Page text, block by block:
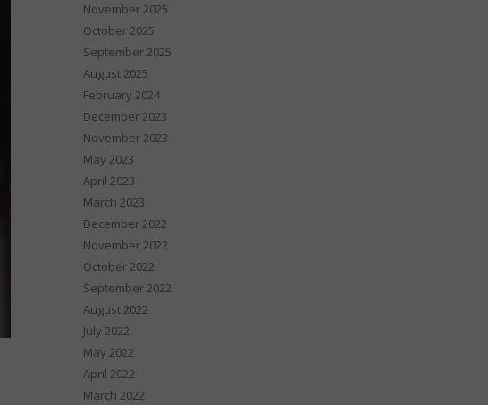
November 2025
October 2025
September 2025
August 2025
February 2024
December 2023
November 2023
May 2023
April 2023
March 2023
December 2022
November 2022
October 2022
September 2022
August 2022
July 2022
May 2022
April 2022
March 2022